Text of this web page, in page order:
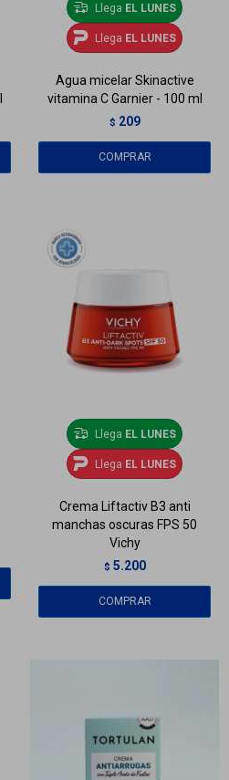
Llega EL LUNES
Llega EL LUNES
Agua micelar Skinactive
vitamina C Garnier - 100 ml
$ 209
Llega EL LUNES
Llega EL LUNES
Crema Liftactiv B3 anti
manchas oscuras FPS 50
Vichy
$ 5.200